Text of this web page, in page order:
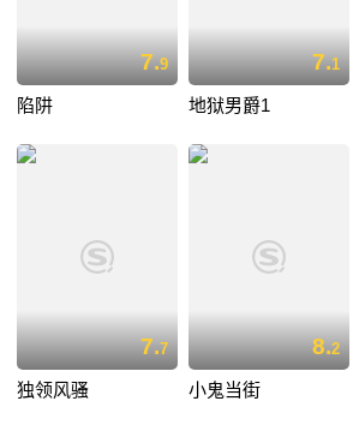
7.9
陷阱
7.1
地狱男爵1
7.7
独领风骚
8.2
小鬼当街